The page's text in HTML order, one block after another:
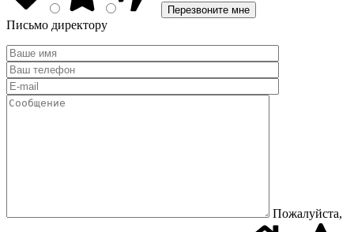
Письмо директору
Пожалуйста,